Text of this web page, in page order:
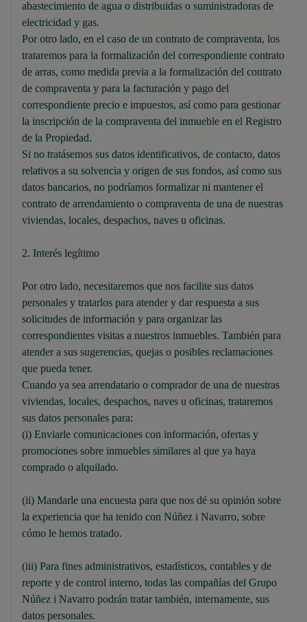
abastecimiento de agua o distribuidas o suministradoras de
electricidad y gas.
Por otro lado, en el caso de un contrato de compraventa, los
trataremos para la formalización del correspondiente contrato
de arras, como medida previa a la formalización del contrato
de compraventa y para la facturación y pago del
correspondiente precio e impuestos, así como para gestionar
la inscripción de la compraventa del inmueble en el Registro
de la Propiedad.
Si no tratásemos sus datos identificativos, de contacto, datos
relativos a su solvencia y origen de sus fondos, así como sus
datos bancarios, no podríamos formalizar ni mantener el
contrato de arrendamiento o compraventa de una de nuestras
viviendas, locales, despachos, naves u oficinas.
2. Interés legítimo
Por otro lado, necesitaremos que nos facilite sus datos
personales y tratarlos para atender y dar respuesta a sus
solicitudes de información y para organizar las
correspondientes visitas a nuestros inmuebles. También para
atender a sus sugerencias, quejas o posibles reclamaciones
que pueda tener.
Cuando ya sea arrendatario o comprador de una de nuestras
viviendas, locales, despachos, naves u oficinas, trataremos
sus datos personales para:
(i) Enviarle comunicaciones con información, ofertas y
promociones sobre inmuebles similares al que ya haya
comprado o alquilado.
(ii) Mandarle una encuesta para que nos dé su opinión sobre
la experiencia que ha tenido con Núñez i Navarro, sobre
cómo le hemos tratado.
(iii) Para fines administrativos, estadísticos, contables y de
reporte y de control interno, todas las compañías del Grupo
Núñez i Navarro podrán tratar también, internamente, sus
datos personales.